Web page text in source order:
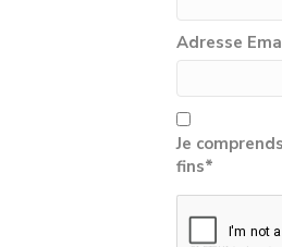
Adresse
Je
fins*